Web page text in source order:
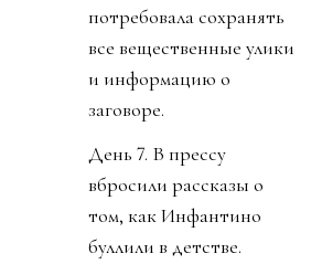
потребовала сохранять
все вещественные улики
и информацию о
заговоре.
День 7. В прессу
вбросили рассказы о
том, как Инфантино
буллили в детстве.